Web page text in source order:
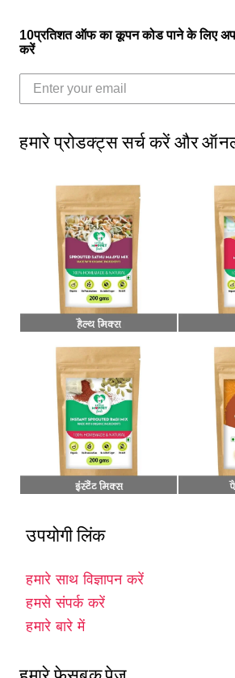
10प्रतिशत ऑफ का कूपन कोड पाने के लिए
करें
हमारे प्रोडक्ट्स सर्च करें और
उपयोगी लिंक
हमारे साथ विज्ञापन करें
हमसे संपर्क करें
हमारे बारे में